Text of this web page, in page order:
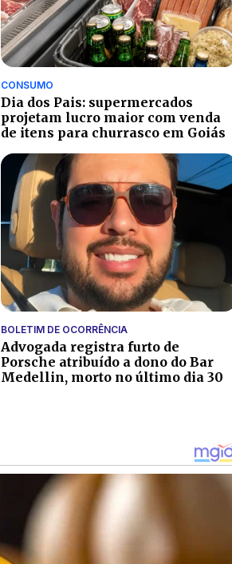
CONSUMO
Dia dos Pais: supermercados
projetam lucro maior com venda
de itens para churrasco em Goiás
BOLETIM DE OCORRÊNCIA
Advogada registra furto de
Porsche atribuído a dono do Bar
Medellin, morto no último dia 30